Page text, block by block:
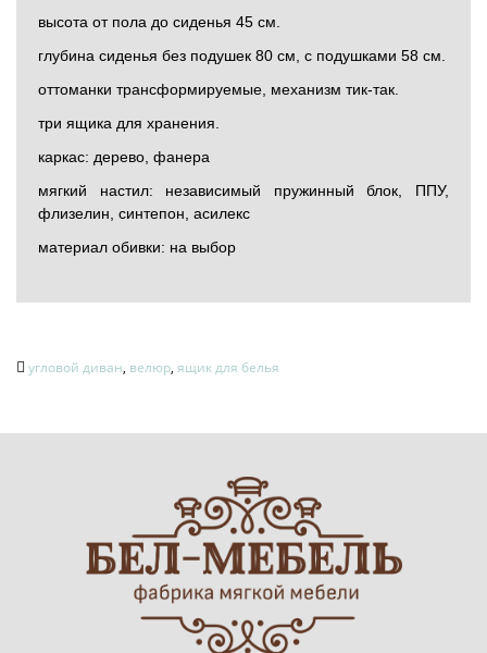
высота от пола до сиденья 45 см.
глубина сиденья без подушек 80 см, с подушками 58 см.
оттоманки трансформируемые, механизм тик-так.
три ящика для хранения.
каркас: дерево, фанера
мягкий настил: независимый пружинный блок, ППУ,
флизелин, синтепон, асилекс
материал обивки: на выбор
угловой диван, велюр, ящик для белья